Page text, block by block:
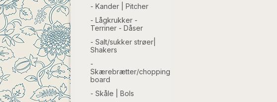
- Kander | Pitcher
- Lågkrukker -
Terriner - Dåser
- Salt/sukker strøer|
Shakers
-
Skærebrætter/chopping
board
- Skåle | Bols